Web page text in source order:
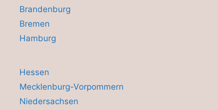
Brandenburg
Bremen
Hamburg
Hessen
Mecklenburg-Vorpommern
Niedersachsen